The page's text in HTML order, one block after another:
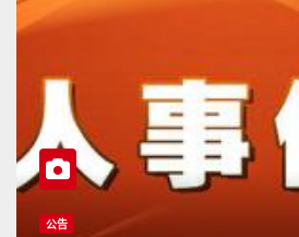
公告